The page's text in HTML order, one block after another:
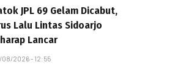
JPL 69 Gelam Dicabut,
Lalu Lintas Sidoarjo
Lancar
08/2026 - 12:55